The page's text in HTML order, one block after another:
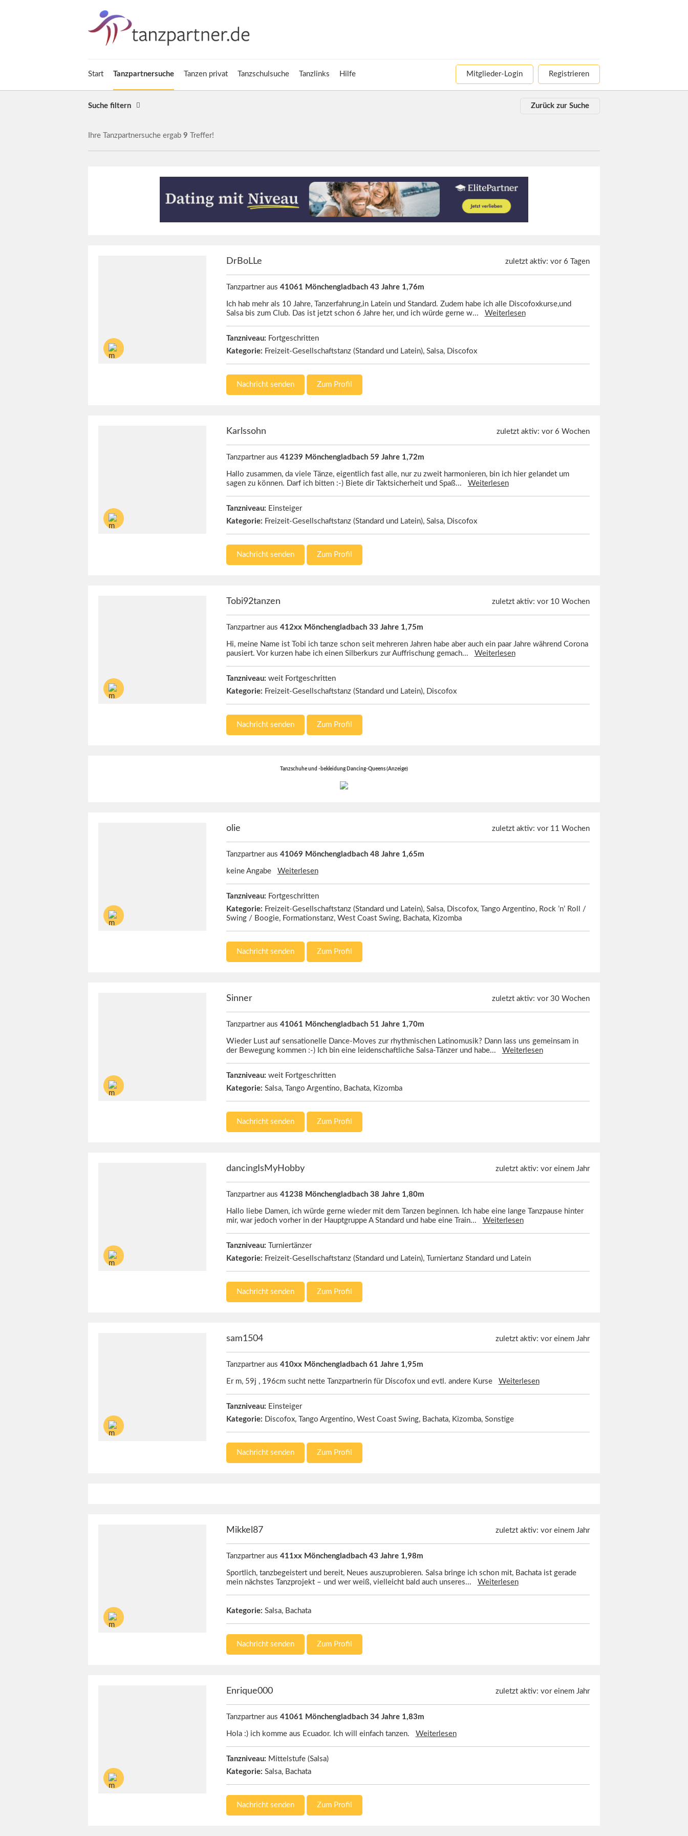
Start Tanzpartnersuche Tanzen privat Tanzschulsuche Tanzlinks Hilfe Mitglieder-Login Registrieren
Suche filtern Zurück zur Suche
Ihre Tanzpartnersuche ergab 9 Treffer!
DrBoLLe zuletzt aktiv: vor 6 Tagen
Tanzpartner aus 41061 Mönchengladbach 43 Jahre 1,76m
Ich hab mehr als 10 Jahre, Tanzerfahrung,in Latein und Standard. Zudem habe ich alle Discofoxkurse,und
Salsa bis zum Club. Das ist jetzt schon 6 Jahre her, und ich würde gerne w... Weiterlesen
Tanzniveau: Fortgeschritten
Kategorie: Freizeit-Gesellschaftstanz (Standard und Latein), Salsa, Discofox
Nachricht senden Zum Profil
Karlssohn zuletzt aktiv: vor 6 Wochen
Tanzpartner aus 41239 Mönchengladbach 59 Jahre 1,72m
Hallo zusammen, da viele Tänze, eigentlich fast alle, nur zu zweit harmonieren, bin ich hier gelandet um
sagen zu können. Darf ich bitten :-) Biete dir Taktsicherheit und Spaß... Weiterlesen
Tanzniveau: Einsteiger
Kategorie: Freizeit-Gesellschaftstanz (Standard und Latein), Salsa, Discofox
Nachricht senden Zum Profil
Tobi92tanzen zuletzt aktiv: vor 10 Wochen
Tanzpartner aus 412xx Mönchengladbach 33 Jahre 1,75m
Hi, meine Name ist Tobi ich tanze schon seit mehreren Jahren habe aber auch ein paar Jahre während Corona
pausiert. Vor kurzen habe ich einen Silberkurs zur Auffrischung gemach... Weiterlesen
Tanzniveau: weit Fortgeschritten
Kategorie: Freizeit-Gesellschaftstanz (Standard und Latein), Discofox
Nachricht senden Zum Profil
Tanzschuhe und -bekleidung Dancing-Queens (Anzeige)
olie zuletzt aktiv: vor 11 Wochen
Tanzpartner aus 41069 Mönchengladbach 48 Jahre 1,65m
keine Angabe Weiterlesen
Tanzniveau: Fortgeschritten
Kategorie: Freizeit-Gesellschaftstanz (Standard und Latein), Salsa, Discofox, Tango Argentino, Rock ’n’ Roll /
Swing / Boogie, Formationstanz, West Coast Swing, Bachata, Kizomba
Nachricht senden Zum Profil
Sinner zuletzt aktiv: vor 30 Wochen
Tanzpartner aus 41061 Mönchengladbach 51 Jahre 1,70m
Wieder Lust auf sensationelle Dance-Moves zur rhythmischen Latinomusik? Dann lass uns gemeinsam in
der Bewegung kommen :-) Ich bin eine leidenschaftliche Salsa-Tänzer und habe... Weiterlesen
Tanzniveau: weit Fortgeschritten
Kategorie: Salsa, Tango Argentino, Bachata, Kizomba
Nachricht senden Zum Profil
dancingIsMyHobby zuletzt aktiv: vor einem Jahr
Tanzpartner aus 41238 Mönchengladbach 38 Jahre 1,80m
Hallo liebe Damen, ich würde gerne wieder mit dem Tanzen beginnen. Ich habe eine lange Tanzpause hinter
mir, war jedoch vorher in der Hauptgruppe A Standard und habe eine Train... Weiterlesen
Tanzniveau:
Turniertänzer
Kategorie: Freizeit-Gesellschaftstanz (Standard und Latein), Turniertanz Standard und Latein
Nachricht senden Zum Profil
sam1504 zuletzt aktiv: vor einem Jahr
Tanzpartner aus 410xx Mönchengladbach 61 Jahre 1,95m
Er m, 59j , 196cm sucht nette Tanzpartnerin für Discofox und evtl. andere Kurse Weiterlesen
Tanzniveau: Einsteiger
Kategorie: Discofox, Tango Argentino, West Coast Swing, Bachata, Kizomba, Sonstige
Nachricht senden Zum Profil
Mikkel87 zuletzt aktiv: vor einem Jahr
Tanzpartner aus 411xx Mönchengladbach 43 Jahre 1,98m
Sportlich, tanzbegeistert und bereit, Neues auszuprobieren. Salsa bringe ich schon mit, Bachata ist gerade
mein nächstes Tanzprojekt – und wer weiß, vielleicht bald auch unseres... Weiterlesen
Kategorie: Salsa, Bachata
Nachricht senden Zum Profil
Enrique000 zuletzt aktiv: vor einem Jahr
Tanzpartner aus 41061 Mönchengladbach 34 Jahre 1,83m
Hola :) ich komme aus Ecuador. Ich will einfach tanzen. Weiterlesen
Tanzniveau: Mittelstufe (Salsa)
Kategorie: Salsa, Bachata
Nachricht senden Zum Profil